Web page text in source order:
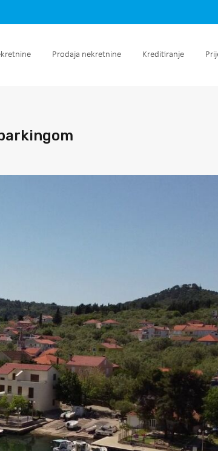
Kupnja nekretnine Prodaja nekretnine
Prodaja nekretnine Kreditiranje